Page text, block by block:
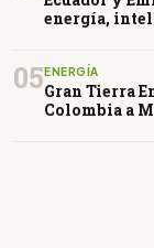
energía,
05 ENERGÍA
Gran Tierra
Colombia a